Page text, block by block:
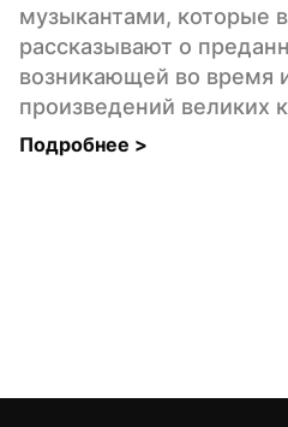
музыкантами, которые
рассказывают о
возникающей во время
произведений великих
Подробнее >